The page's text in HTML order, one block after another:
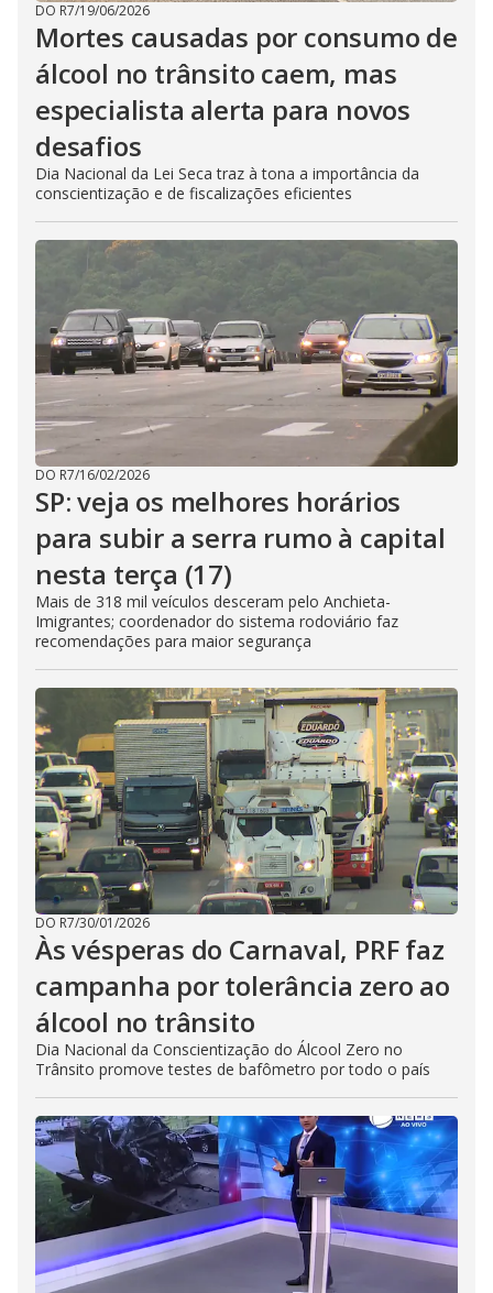
DO R7/19/06/2026
Mortes causadas por consumo de
álcool no trânsito caem, mas
especialista alerta para novos
desafios
Dia Nacional da Lei Seca traz à tona a importância da
conscientização e de fiscalizações eficientes
DO R7/16/02/2026
SP: veja os melhores horários
para subir a serra rumo à capital
nesta terça (17)
Mais de 318 mil veículos desceram pelo Anchieta-
Imigrantes; coordenador do sistema rodoviário faz
recomendações para maior segurança
DO R7/30/01/2026
Às vésperas do Carnaval, PRF faz
campanha por tolerância zero ao
álcool no trânsito
Dia Nacional da Conscientização do Álcool Zero no
Trânsito promove testes de bafômetro por todo o país